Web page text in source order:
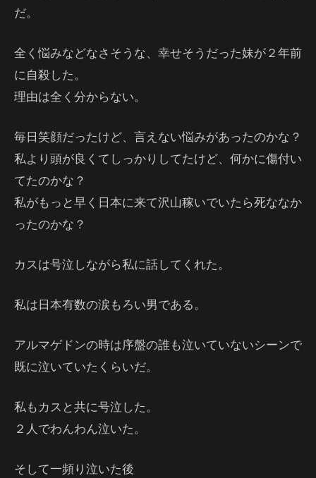
だ。
全く悩みなどなさそうな、幸せそうだった妹が２年前
に自殺した。
理由は全く分からない。
毎日笑顔だったけど、言えない悩みがあったのかな？
私より頭が良くてしっかりしてたけど、何かに傷付い
てたのかな？
私がもっと早く日本に来て沢山稼いでいたら死ななか
ったのかな？
カスは号泣しながら私に話してくれた。
私は日本有数の涙もろい男である。
アルマゲドンの時は序盤の誰も泣いていないシーンで
既に泣いていたくらいだ。
私もカスと共に号泣した。
２人でわんわん泣いた。
そして一頻り泣いた後